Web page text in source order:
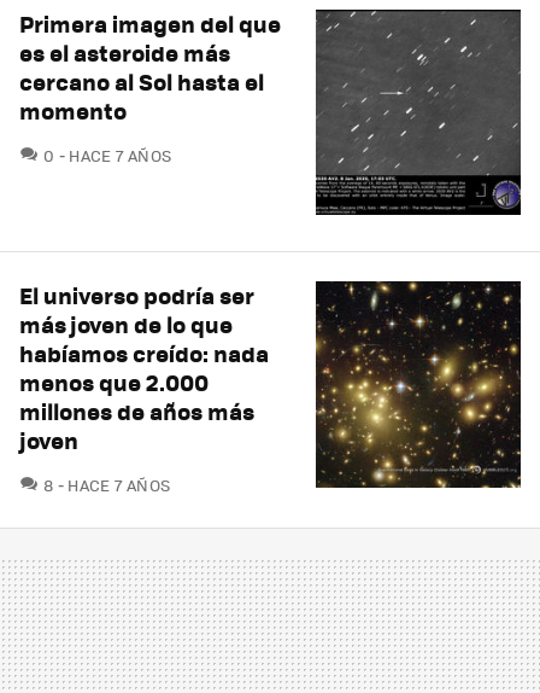
Primera imagen del que
es el asteroide más
cercano al Sol hasta el
momento
0 COMENTARIOS
HACE 7 AÑOS
El universo podría ser
más joven de lo que
habíamos creído: nada
menos que 2.000
millones de años más
joven
8 COMENTARIOS
HACE 7 AÑOS